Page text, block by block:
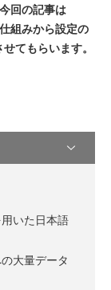
回の記事は
組みから設定の
てもらいます。
いた日本語
大量データ